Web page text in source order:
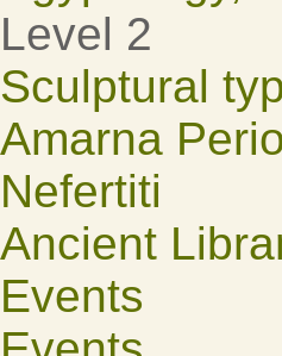
Level 2
Sculptural
Amarna
Nefertiti
Ancient
Events